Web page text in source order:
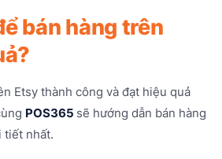
bán hàng trên
Etsy thành công và đạt hiệu quả
POS365 sẽ hướng dẫn bán hàng
tiết nhất.